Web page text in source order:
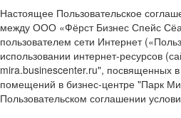
Настоящее Пользовательское
между ООО «Фёрст Бизнес Спейс
пользователем сети Интернет
использовании интернет-ресурсов
mira.businescenter.ru", посвященных
помещений в бизнес-центре "Парк
Пользовательском соглашении